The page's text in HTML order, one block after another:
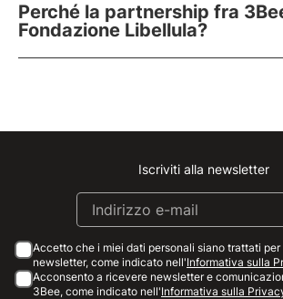
Perché la partnership fra
Fondazione Libellula?
Instagram
Facebook
Linkedin
Youtube
Iscriviti alla newsletter
Accetto che i miei dati personali siano trattati
newsletter, come indicato nell'Informativa sulla
Acconsento a ricevere newsletter e
3Bee, come indicato nell'Informativa sulla